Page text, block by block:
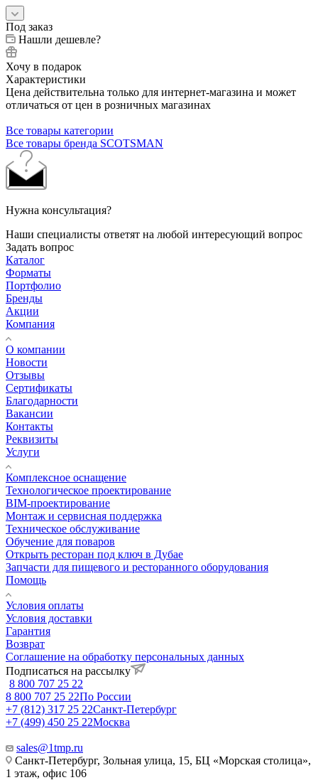
Под заказ
Нашли дешевле?
Хочу в подарок
Характеристики
Цена действительна только для интернет-магазина и может
отличаться от цен в розничных магазинах
Все товары категории
Все товары бренда SCOTSMAN
Нужна консультация?
Наши специалисты ответят на любой интересующий вопрос
Задать вопрос
Каталог
Форматы
Портфолио
Бренды
Акции
Компания
О компании
Новости
Отзывы
Сертификаты
Благодарности
Вакансии
Контакты
Реквизиты
Услуги
Комплексное оснащение
Технологическое проектирование
BIM-проектирование
Монтаж и сервисная поддержка
Техническое обслуживание
Обучение для поваров
Открыть ресторан под ключ в Дубае
Запчасти для пищевого и ресторанного оборудования
Помощь
Условия оплаты
Условия доставки
Гарантия
Возврат
Соглашение на обработку персональных данных
Подписаться на рассылку
8 800 707 25 22
8 800 707 25 22По России
+7 (812) 317 25 22Санкт-Петербург
+7 (499) 450 25 22Москва
sales@1tmp.ru
Санкт-Петербург, Зольная улица, 15, БЦ «Морская столица»,
1 этаж, офис 106